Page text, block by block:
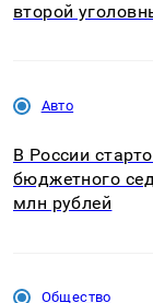
второй
Авто
В России
бюджетного
млн рублей
Общество